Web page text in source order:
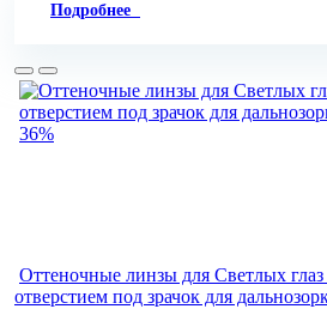
Подробнее
36%
Оттеночные линзы для Светлых глаз
отверстием под зрачок для